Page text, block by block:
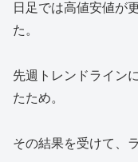
日足では高値安値が
た。
先週トレンドライン
たため。
その結果を受けて、